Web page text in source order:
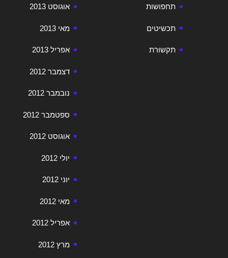
אוגוסט 2013
מאי 2013
אפריל 2013
דצמבר 2012
נובמבר 2012
ספטמבר 2012
אוגוסט 2012
יולי 2012
יוני 2012
מאי 2012
אפריל 2012
מרץ 2012
תחפושות
תכשיטים
תקשורת